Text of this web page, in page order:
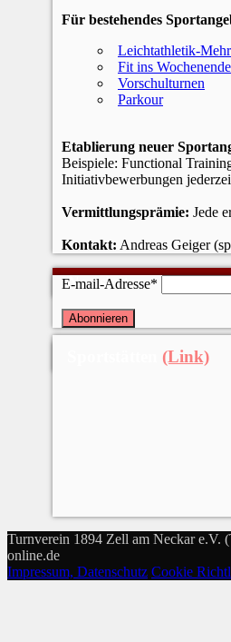
Für bestehendes
Leichtathletik-
Fit ins Wochenende
Vorschulturnen
Parkour
Etablierung neuer
Beispiele: Functional
Initiativbewerbungen
Vermittlungsprämie: Jede
Kontakt: Andreas Geiger
Newsletter
E-mail-Adresse*
(Link)
Turnverein 1894 Zell am Neckar e.V.
online.de
Impressum, Datenschutz Cookie